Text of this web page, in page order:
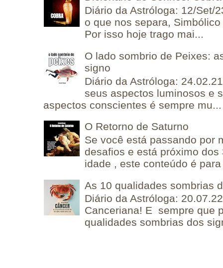
Diário da Astróloga: 12/Set/
o que nos separa,
Por isso hoje trago mai...
O lado sombrio de Peixes:
signo
Diário da Astróloga:
seus aspectos luminosos e
aspectos conscientes é sempre mu...
O Retorno de Saturno
Se você está passando por
desafios e está próximo
idade , este conteúdo é
As 10 qualidades sombrias
Diário da Astróloga:
Canceriana! E sempre que
qualidades sombrias dos